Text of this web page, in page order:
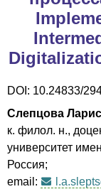
DOI: 10.24833/
Слепцова
к. филол. н.,
университет
Россия;
email: